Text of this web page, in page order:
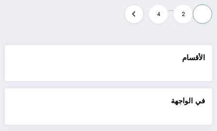
Posts
pagination
2
…
4
الأقسام
في الواجهة